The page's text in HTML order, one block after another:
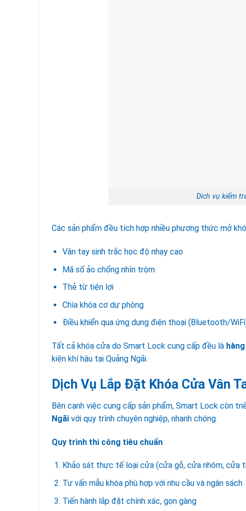
Dich vụ kiểm
Các sản phẩm đều tích hợp nhiều phương thức mở
Vân tay sinh trắc học độ nhạy cao
Mã số ảo chống nhìn trộm
Thẻ từ tiện lợi
Chìa khóa cơ dự phòng
Điều khiển qua ứng dụng điện thoại (Bluetooth/
Tất cả khóa cửa do Smart Lock cung cấp đều là
kiện khí hậu tại Quảng Ngãi.
Dịch Vụ Lắp Đặt Khóa Cửa Vân
Bên cạnh việc cung cấp sản phẩm, Smart Lock còn
Ngãi với quy trình chuyên nghiệp, nhanh chóng.
Quy trình thi công tiêu chuẩn
Khảo sát thực tế loại cửa (cửa gỗ, cửa nhôm, cửa
Tư vấn mẫu khóa phù hợp với nhu cầu và ngân sách
Tiến hành lắp đặt chính xác, gọn gàng